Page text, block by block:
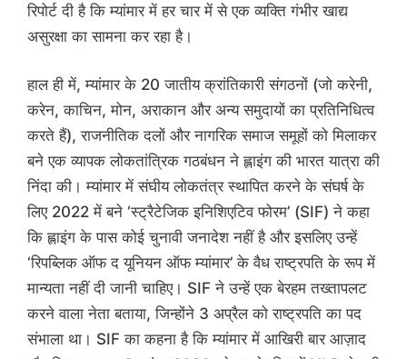
रिपोर्ट दी है कि म्यांमार में हर चार में से एक व्यक्ति गंभीर खाद्य
असुरक्षा का सामना कर रहा है।
हाल ही में, म्यांमार के 20 जातीय क्रांतिकारी संगठनों (जो करेनी,
करेन, काचिन, मोन, अराकान और अन्य समुदायों का प्रतिनिधित्व
करते हैं), राजनीतिक दलों और नागरिक समाज समूहों को मिलाकर
बने एक व्यापक लोकतांत्रिक गठबंधन ने ह्लाइंग की भारत यात्रा की
निंदा की। म्यांमार में संघीय लोकतंत्र स्थापित करने के संघर्ष के
लिए 2022 में बने ‘स्ट्रैटेजिक इनिशिएटिव फोरम’ (SIF) ने कहा
कि ह्लाइंग के पास कोई चुनावी जनादेश नहीं है और इसलिए उन्हें
‘रिपब्लिक ऑफ द यूनियन ऑफ म्यांमार’ के वैध राष्ट्रपति के रूप में
मान्यता नहीं दी जानी चाहिए। SIF ने उन्हें एक बेरहम तख्तापलट
करने वाला नेता बताया, जिन्होंने 3 अप्रैल को राष्ट्रपति का पद
संभाला था। SIF का कहना है कि म्यांमार में आखिरी बार आज़ाद